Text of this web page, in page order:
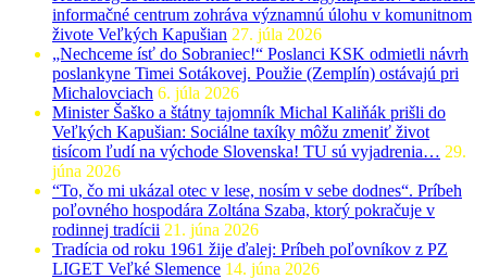
informačné centrum zohráva významnú úlohu v komunitnom
živote Veľkých Kapušian 27. júla 2026
„Nechceme ísť do Sobraniec!“ Poslanci KSK odmietli návrh
poslankyne Timei Sotákovej. Použie (Zemplín) ostávajú pri
Michalovciach 6. júla 2026
Minister Šaško a štátny tajomník Michal Kaliňák prišli do
Veľkých Kapušian: Sociálne taxíky môžu zmeniť život
tisícom ľudí na východe Slovenska! TU sú vyjadrenia… 29.
júna 2026
“To, čo mi ukázal otec v lese, nosím v sebe dodnes“. Príbeh
poľovného hospodára Zoltána Szaba, ktorý pokračuje v
rodinnej tradícii 21. júna 2026
Tradícia od roku 1961 žije ďalej: Príbeh poľovníkov z PZ
LIGET Veľké Slemence 14. júna 2026